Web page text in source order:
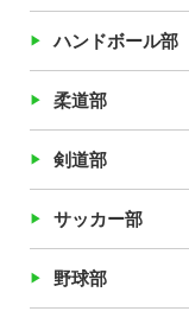
ハンドボール部
柔道部
剣道部
サッカー部
野球部